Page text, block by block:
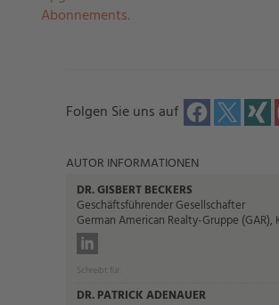
Abonnements.
Folgen Sie uns auf
AUTOR INFORMATIONEN
DR. GISBERT BECKERS
Geschäftsführender Gesellschafter
German American Realty-Gruppe (GAR),
Schreibt für:
DR. PATRICK ADENAUER